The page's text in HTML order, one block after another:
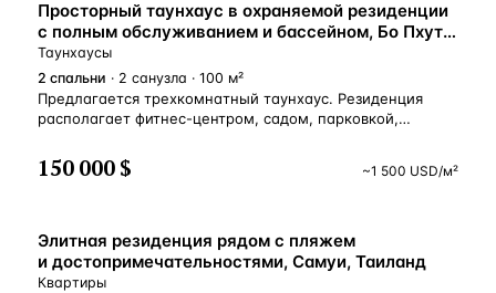
Просторный таунхаус в охраняемой резиденции
с полным обслуживанием и бассейном, Бо Пхут,
Самуи, Таиланд
Таунхаусы
2 спальни · 2 санузла · 100 м²
Предлагается трехкомнатный таунхаус. Резиденция
располагает фитнес-центром, садом, парковкой,
с арендатором.
150 000 $ ~1 500 USD/м²
Элитная резиденция рядом с пляжем
и достопримечательностями, Самуи, Таиланд
Квартиры